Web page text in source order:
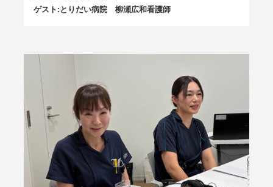
ゲスト:とりだい病院 柳瀬広和看護師